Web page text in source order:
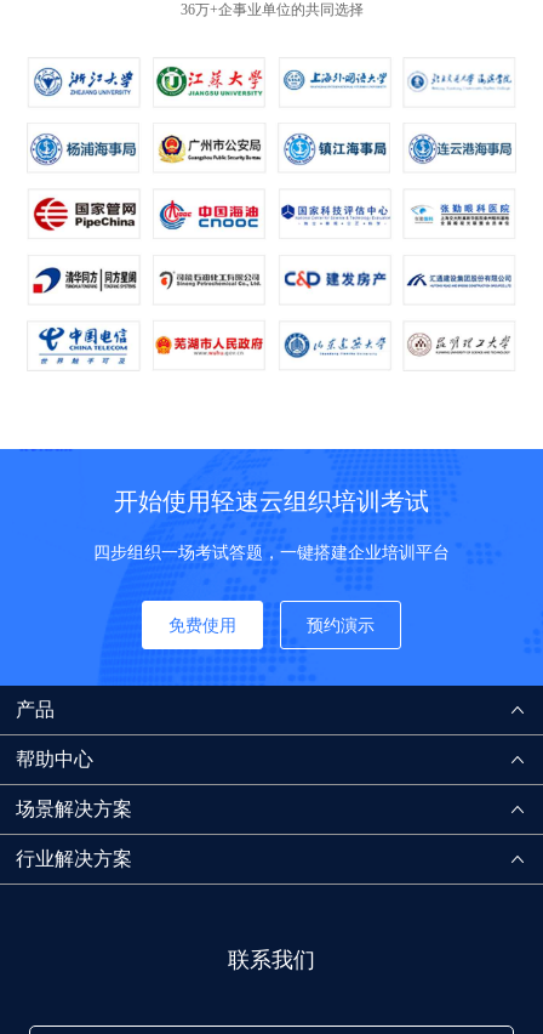
36万+企事业单位的共同选择
开始使用轻速云组织培训考试
四步组织一场考试答题，一键搭建企业培训平台
免费使用 预约演示
产品
帮助中心
场景解决方案
行业解决方案
联系我们